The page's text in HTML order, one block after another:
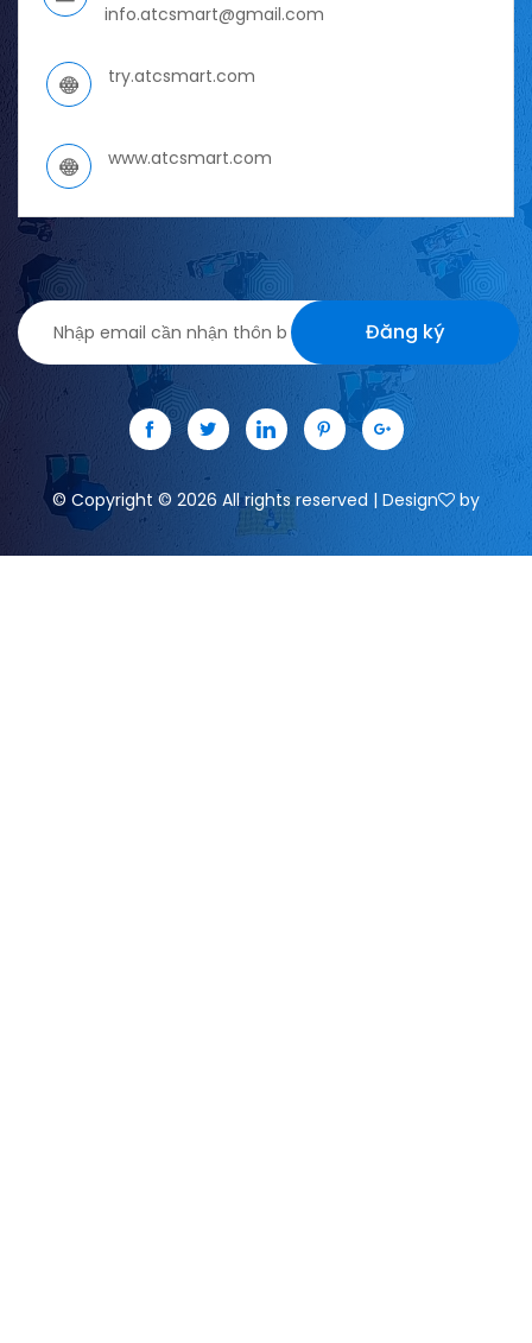
info.atcsmart@gmail.com
try.atcsmart.com
www.atcsmart.com
Đăng ký
© Copyright © 2026 All rights reserved | Design by